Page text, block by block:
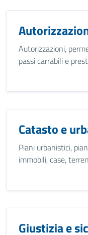
Autorizzazioni,
passi carrabili e
Catasto e
Piani urbanistici,
immobili, case,
Giustizia e